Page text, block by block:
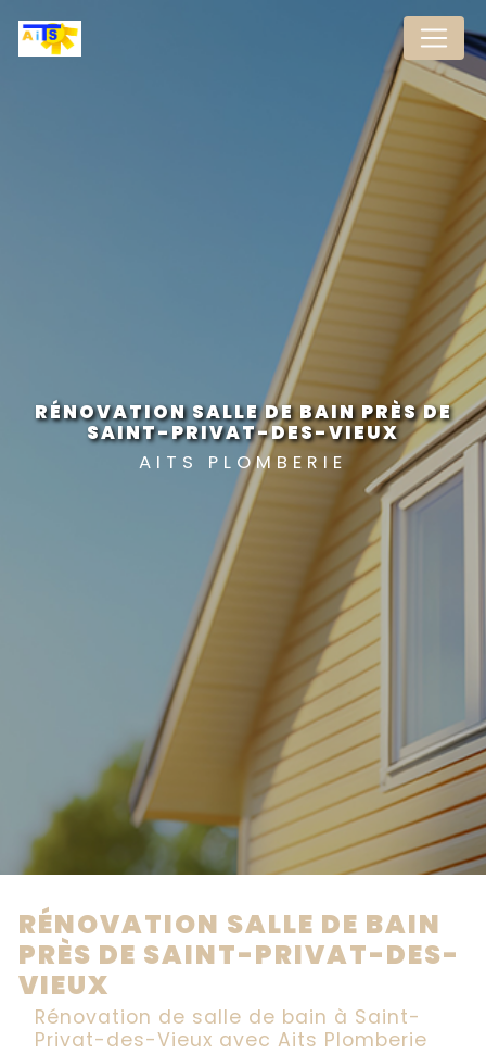
RÉNOVATION SALLE DE BAIN PRÈS DE
SAINT-PRIVAT-DES-VIEUX
AITS PLOMBERIE
RÉNOVATION SALLE DE BAIN
PRÈS DE SAINT-PRIVAT-DES-
VIEUX
Rénovation de salle de bain à Saint-
Privat-des-Vieux avec Aits Plomberie